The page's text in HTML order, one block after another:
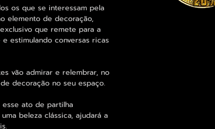
os que se interessam pela
elemento de decoração,
que remete para a
estimulando conversas ricas
vão admirar e relembrar, no
decoração no seu espaço.
ato de partilha
beleza clássica, ajudará a